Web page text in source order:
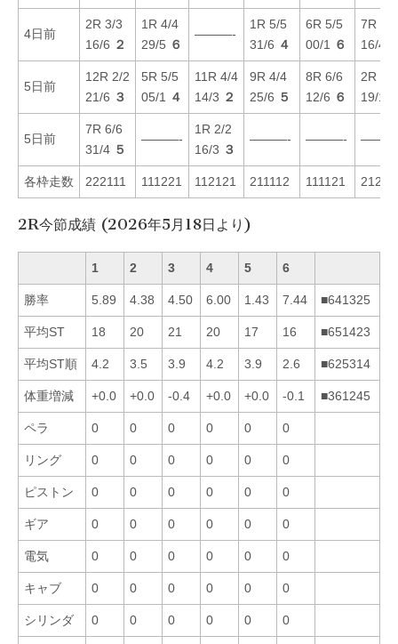
4日前
2R 3/3
16/6 ２
1R 4/4
29/5 ６
———-
1R 5/5
31/6 ４
6R 5/5
00/1
６
7R 6/6
16/4
5日前
12R 2/2
21/6 ３
5R 5/5
05/1
４
11R 4/4
14/3 ２
9R 4/4
25/6 ５
8R 6/6
12/6 ６
2R 1/1
19/1
5日前
7R 6/6
31/4 ５
———-
1R 2/2
16/3 ３
———- ———-
各枠走数 222111 111221 112121 211112 111121
2R今節成績 (2026年5月18日より)
1 2 3 4 5 6
勝率 5.89 4.38 4.50 6.00 1.43 7.44 ■641325
平均ST 18 20 21 20 17 16 ■651423
平均ST順 4.2 3.5 3.9 4.2 3.9 2.6 ■625314
体重増減 +0.0 +0.0 -0.4 +0.0 +0.0 -0.1 ■361245
ペラ 0 0 0 0 0 0
リング 0 0 0 0 0 0
ピストン 0 0 0 0 0 0
ギア 0 0 0 0 0 0
電気 0 0 0 0 0 0
キャブ 0 0 0 0 0 0
シリンダ 0 0 0 0 0 0